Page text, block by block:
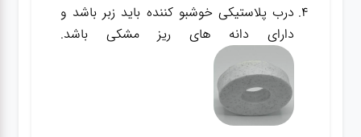
درب پلاستیکی خوشبو کننده باید زبر باشد و
دارای دانه های ریز مشکی باشد.